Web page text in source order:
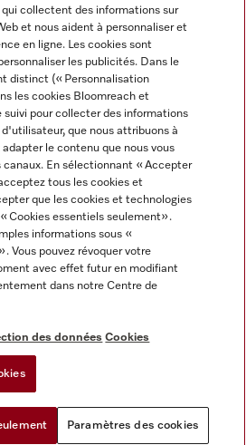
collectent des informations sur
et nous aident à personnaliser et
en ligne. Les cookies sont
les publicités. Dans le
distinct (« Personnalisation
les cookies Bloomreach et
pour collecter des informations
que nous attribuons à
le contenu que nous vous
canaux. En sélectionnant « Accepter
tous les cookies et
que les cookies et technologies
Cookies essentiels seulement».
informations sous «
Vous pouvez révoquer votre
avec effet futur en modifiant
dans notre Centre de
des données Cookies
Paramètres des cookies